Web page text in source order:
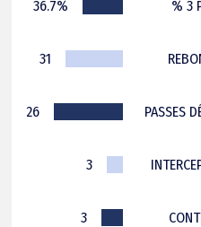
36.7% % 3
31
26 PASSES
3
3